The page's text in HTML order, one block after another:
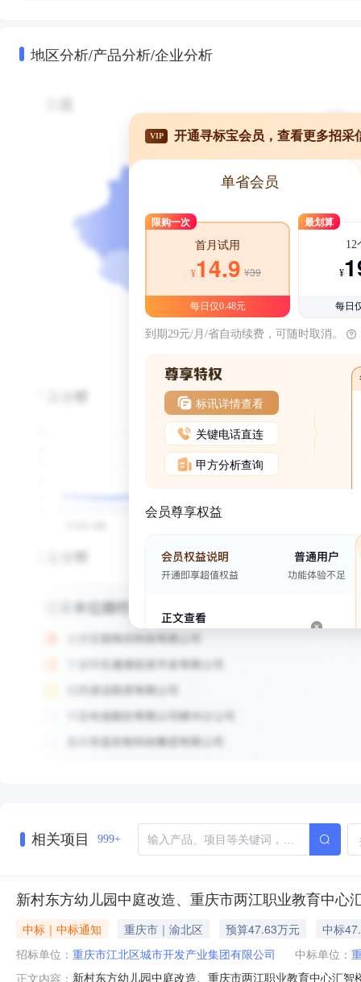
地区分析/产品分析/企业分析
VIP 开通寻标宝会员，查看更多招采
单省会员
限购一次
首月试用
¥14.9 ¥39
每日仅0.48元
最划算
12
¥
每日
到期29元/月/省自动续费，可随时取消。
标讯详情查看
关键电话直连
甲方分析查询
会员尊享权益
相关项目 999+
新村东方幼儿园中庭改造、重庆市两江职业教育中
中标｜中标通知 重庆市｜渝北区 预算47.63万元
中标
招标单位： 重庆市江北区城市开发产业集团有限公司 中标单位：
正文内容： 新村东方幼儿园中庭改造、重庆市两江职业教育中心汇